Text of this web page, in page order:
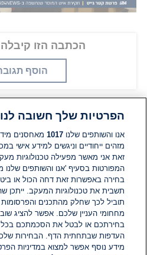
הכתבה הזו קיבלה 0
הוסף
תגובות
אין עדיין תגובות. היה הראשון
הוסף תגובה
הפרטיות שלך חשובה לנו
אנו והשותפים שלנו1017 מאחסנים
מזהים ייחודיים וניגשים למידע אישי
זאת אני מאשר מפעילה טכנולוגיות
המפורטות בסעיף 'אנו והשותפים
בחירה באפשרות זאת דחה הכול או
תשבית את טכנולוגיות המעקב. ייתכן
תוביל לכך שחלק מהתכנים והפרסומות
מחחומי העניין שלכם. אפשר להציג
בחירתכם או לבטל את הסכמתכם בכל
העדפות שבתחתית הדף. הבחירות
מידע נוסף אפשר למצוא במדיניות